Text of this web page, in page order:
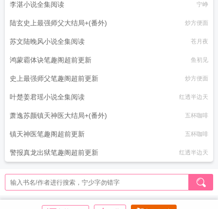
李湛小说全集阅读 宁峥
陆玄史上最强师父大结局+(番外) 炒方便面
苏文陆晚风小说全集阅读 苍月夜
鸿蒙霸体诀笔趣阁超前更新 鱼初见
史上最强师父笔趣阁超前更新 炒方便面
叶楚姜君瑶小说全集阅读 红透半边天
萧逸苏颜镇天神医大结局+(番外) 五杯咖啡
镇天神医笔趣阁超前更新 五杯咖啡
警报真龙出狱笔趣阁超前更新 红透半边天